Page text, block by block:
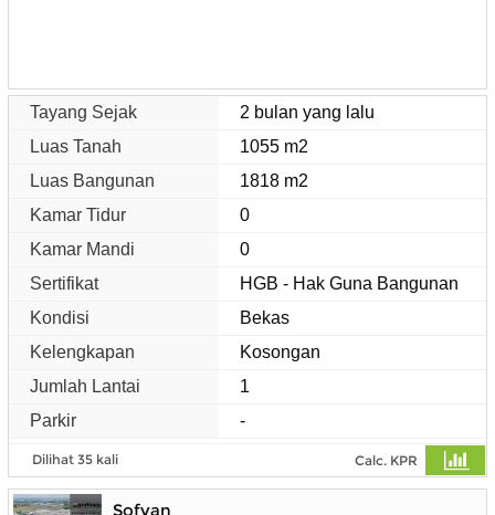
Tayang Sejak
2 bulan yang lalu
Luas Tanah
1055 m2
Luas Bangunan
1818 m2
Kamar Tidur
0
Kamar Mandi
0
Sertifikat
HGB - Hak Guna Bangunan
Kondisi
Bekas
Kelengkapan
Kosongan
Jumlah Lantai
1
Parkir
-
Dilihat 35 kali Calc. KPR
Sofyan